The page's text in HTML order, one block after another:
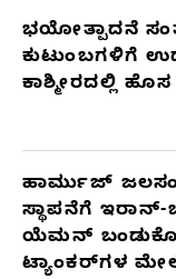
ಭಯೋತ್ಪಾದನೆ
ಕುಟುಂಬಗಳಿಗೆ
ಕಾಶ್ಮೀರದಲ್ಲಿ
ಹಾರ್ಮುಜ್
ಸ್ಥಾಪನೆಗೆ
ಯೆಮನ್
ಟ್ಯಾಂಕರ್‌ಗಳ